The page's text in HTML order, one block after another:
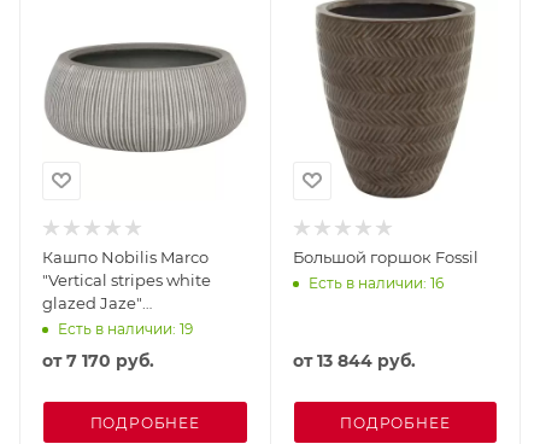
Кашпо Nobilis Marco
"Vertical stripes white
glazed Jaze"
(файкостоун)
Есть в наличии: 19
от7 170 руб.
ПОДРОБНЕЕ
Большой горшок Fossil
Есть в наличии: 16
от13 844 руб.
ПОДРОБНЕЕ